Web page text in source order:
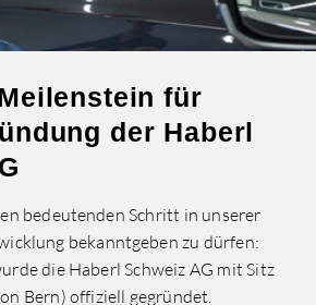
für
der Haberl
bedeutenden Schritt in unserer
bekanntgeben zu dürfen:
die Haberl Schweiz AG mit Sitz
Bern) offiziell gegründet.